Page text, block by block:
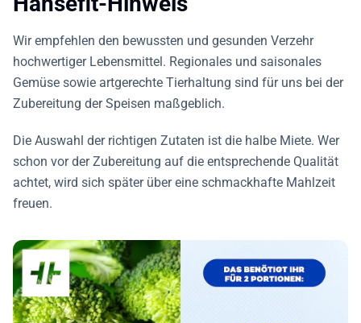
Wir empfehlen den bewussten und gesunden Verzehr
hochwertiger Lebensmittel. Regionales und saisonales
Gemüse sowie artgerechte Tierhaltung sind für uns bei der
Zubereitung der Speisen maßgeblich.
Die Auswahl der richtigen Zutaten ist die halbe Miete. Wer
schon vor der Zubereitung auf die entsprechende Qualität
achtet, wird sich später über eine schmackhafte Mahlzeit
freuen.